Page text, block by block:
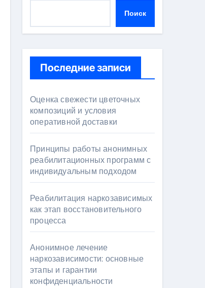
Поиск
Последние записи
Оценка свежести цветочных
композиций и условия
оперативной доставки
Принципы работы анонимных
реабилитационных программ с
индивидуальным подходом
Реабилитация наркозависимых
как этап восстановительного
процесса
Анонимное лечение
наркозависимости: основные
этапы и гарантии
конфиденциальности